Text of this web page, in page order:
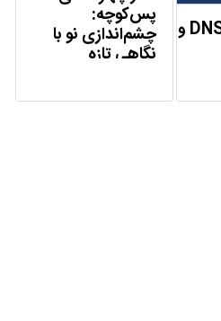
پروتکل DNS over HTTPS و
پس‌کوچه:
چشم‌‌اندازی نو با
نگاهی تازه